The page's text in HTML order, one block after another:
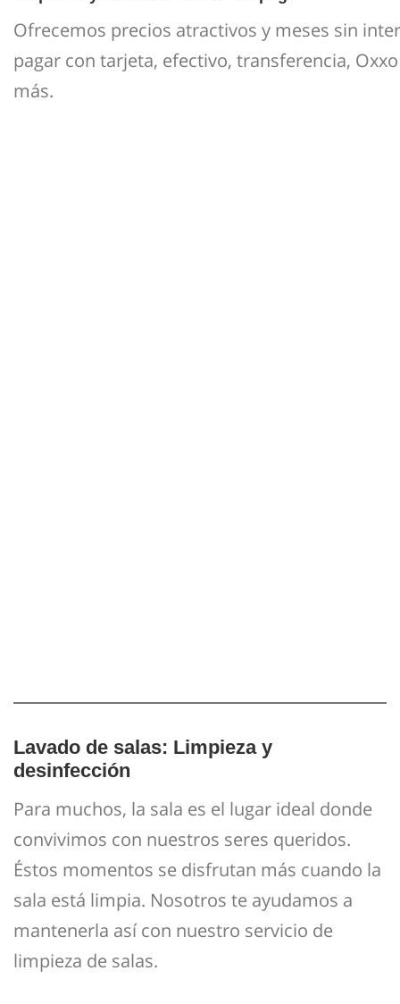
Ofrecemos precios atractivos y meses sin
pagar con tarjeta, efectivo, transferencia,
más.
Lavado de salas: Limpieza y
desinfección
Para muchos, la sala es el lugar ideal donde
convivimos con nuestros seres queridos.
Éstos momentos se disfrutan más cuando la
sala está limpia. Nosotros te ayudamos a
mantenerla así con nuestro servicio de
limpieza de salas.